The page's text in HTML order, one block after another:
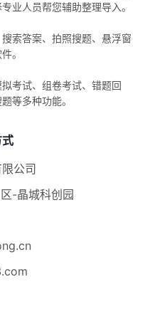
业人员帮您辅助整理导入。
索答案、拍照搜题、悬浮窗
。
考试、组卷考试、错题回
等多种功能。
公司
-晶城科创园